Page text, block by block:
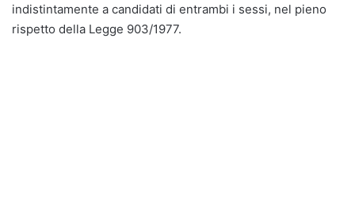
indistintamente a candidati di entrambi i sessi, nel pieno
rispetto della Legge 903/1977.